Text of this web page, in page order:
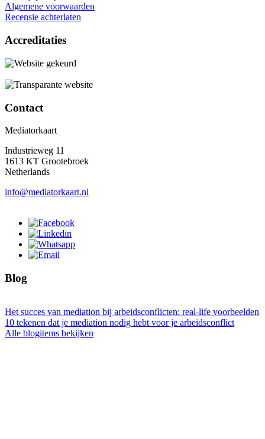
Algemene voorwaarden
Recensie achterlaten
Accreditaties
Contact
Mediatorkaart
Industrieweg 11
1613 KT Grootebroek
Netherlands
info@mediatorkaart.nl
Blog
Het succes van mediation bij arbeidsconflicten: real-life voorbeelden
10 tekenen dat je mediation nodig hebt voor je arbeidsconflict
Alle blogitems bekijken